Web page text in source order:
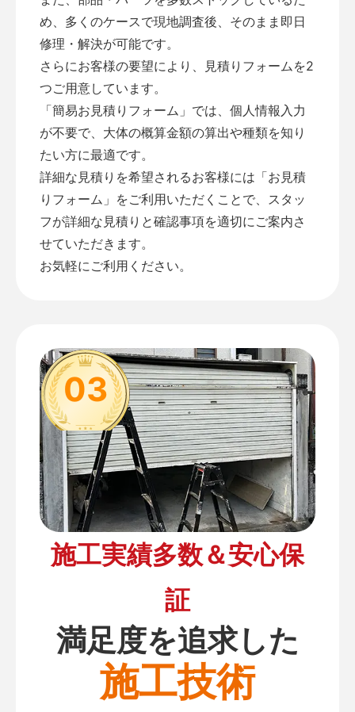
め、多くのケースで現地調査後、そのまま即日
修理・解決が可能です。
さらにお客様の要望により、見積りフォームを2
つご用意しています。
「簡易お見積りフォーム 」では、個人情報入力
が不要で、大体の概算金額の算出や種類を知り
たい方に最適です。
詳細な見積りを希望されるお客様には「お見積
りフォーム 」をご利用いただくことで、スタッ
フが詳細な見積りと確認事項を適切にご案内さ
せていただきます。
お気軽にご利用ください。
03
施工実績多数＆安心保
証
満足度を追求した
施工技術